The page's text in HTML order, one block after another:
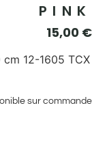
PINK
15,00 €
cm 12-1605 TCX
sur commande